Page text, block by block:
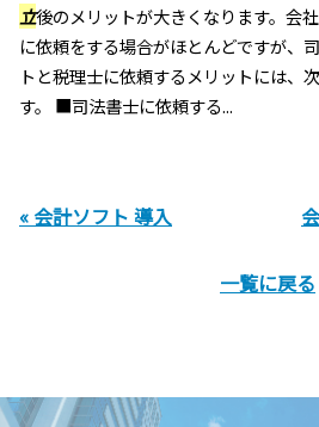
立後のメリットが大きくなります。会
に依頼をする場合がほとんどですが、
トと税理士に依頼するメリットには、
す。 ■司法書士に依頼する...
« 会計ソフト 導入
一覧に戻る